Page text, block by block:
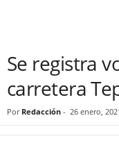
Se registra
carretera
Por Redacción - 26 enero,